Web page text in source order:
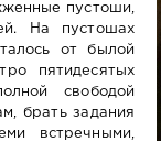
пустоши,
На пустошах
от былой
пятидесятых
свободой
брать задания
встречными,